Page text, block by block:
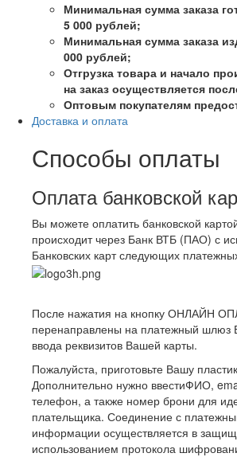
Минимальная сумма заказа
5 000 рублей;
Минимальная сумма заказа
000 рублей;
Отгрузка товара и начало
на заказ осуществляется
Оптовым покупателям
Доставка и оплата
Способы оплаты
Оплата банковской
Вы можете оплатить банковской
происходит через Банк ВТБ (ПАО) с
Банковских карт следующих
После нажатия на кнопку ОНЛАЙН
перенаправлены на платежный
ввода реквизитов Вашей карты.
Пожалуйста, приготовьте Вашу
Дополнительно нужно ввестиФИО,
телефон, а также номер брони для
плательщика. Соединение с
информации осуществляется в
использованием протокола